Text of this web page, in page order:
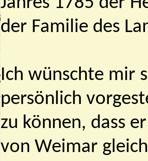
der Familie des
Ich wünschte mir
persönlich
zu können, dass
von Weimar